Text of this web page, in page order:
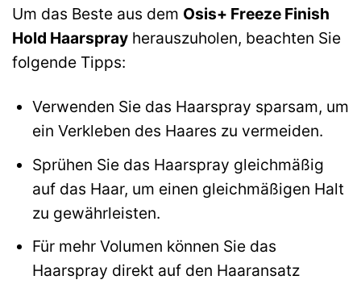
Um das Beste aus dem Osis+ Freeze Finish
Hold Haarspray herauszuholen, beachten Sie
folgende Tipps:
Verwenden Sie das Haarspray sparsam, um
ein Verkleben des Haares zu vermeiden.
Sprühen Sie das Haarspray gleichmäßig
auf das Haar, um einen gleichmäßigen Halt
zu gewährleisten.
Für mehr Volumen können Sie das
Haarspray direkt auf den Haaransatz